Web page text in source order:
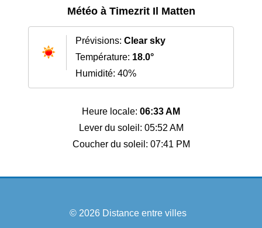
Météo à Timezrit Il Matten
Prévisions: Clear sky
Température: 18.0°
Humidité: 40%
Heure locale: 06:33 AM
Lever du soleil: 05:52 AM
Coucher du soleil: 07:41 PM
© 2026 Distance entre villes